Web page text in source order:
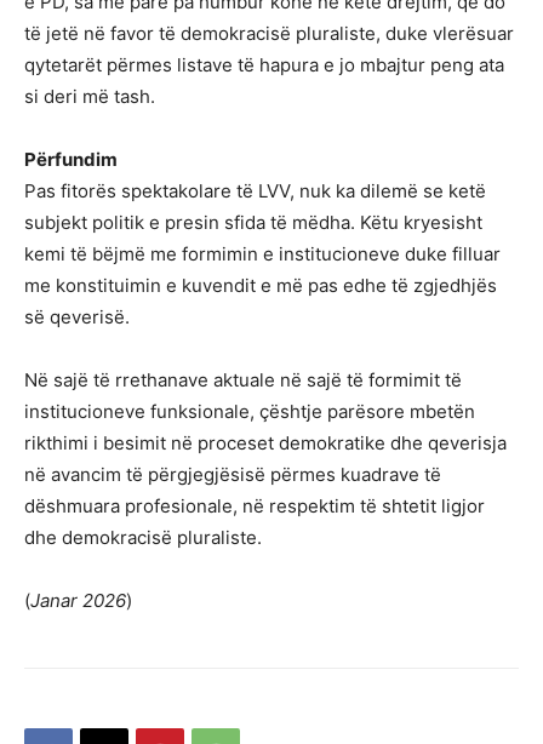
të jetë në favor të demokracisë pluraliste, duke vlerësuar
qytetarët përmes listave të hapura e jo mbajtur peng ata
si deri më tash.
Përfundim
Pas fitorës spektakolare të LVV, nuk ka dilemë se ketë
subjekt politik e presin sfida të mëdha. Këtu kryesisht
kemi të bëjmë me formimin e institucioneve duke filluar
me konstituimin e kuvendit e më pas edhe të zgjedhjës
së qeverisë.
Në sajë të rrethanave aktuale në sajë të formimit të
institucioneve funksionale, çështje parësore mbetën
rikthimi i besimit në proceset demokratike dhe qeverisja
në avancim të përgjegjësisë përmes kuadrave të
dëshmuara profesionale, në respektim të shtetit ligjor
dhe demokracisë pluraliste.
(Janar 2026)